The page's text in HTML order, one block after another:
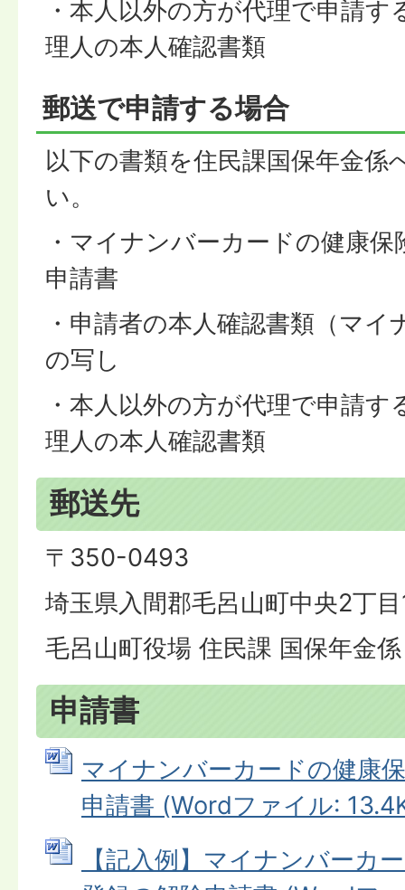
・本人以外の方が代理で申請
理人の本人確認書類
郵送で申請する場合
以下の書類を住民課国保年金係
い。
・マイナンバーカードの健康
申請書
・申請者の本人確認書類（マ
の写し
・本人以外の方が代理で申請
理人の本人確認書類
郵送先
〒350-0493
埼玉県入間郡毛呂山町中央2丁
毛呂山町役場 住民課 国保年金
申請書
マイナンバーカードの健康
申請書 (Wordファイル:
【記入例】マイナンバーカ